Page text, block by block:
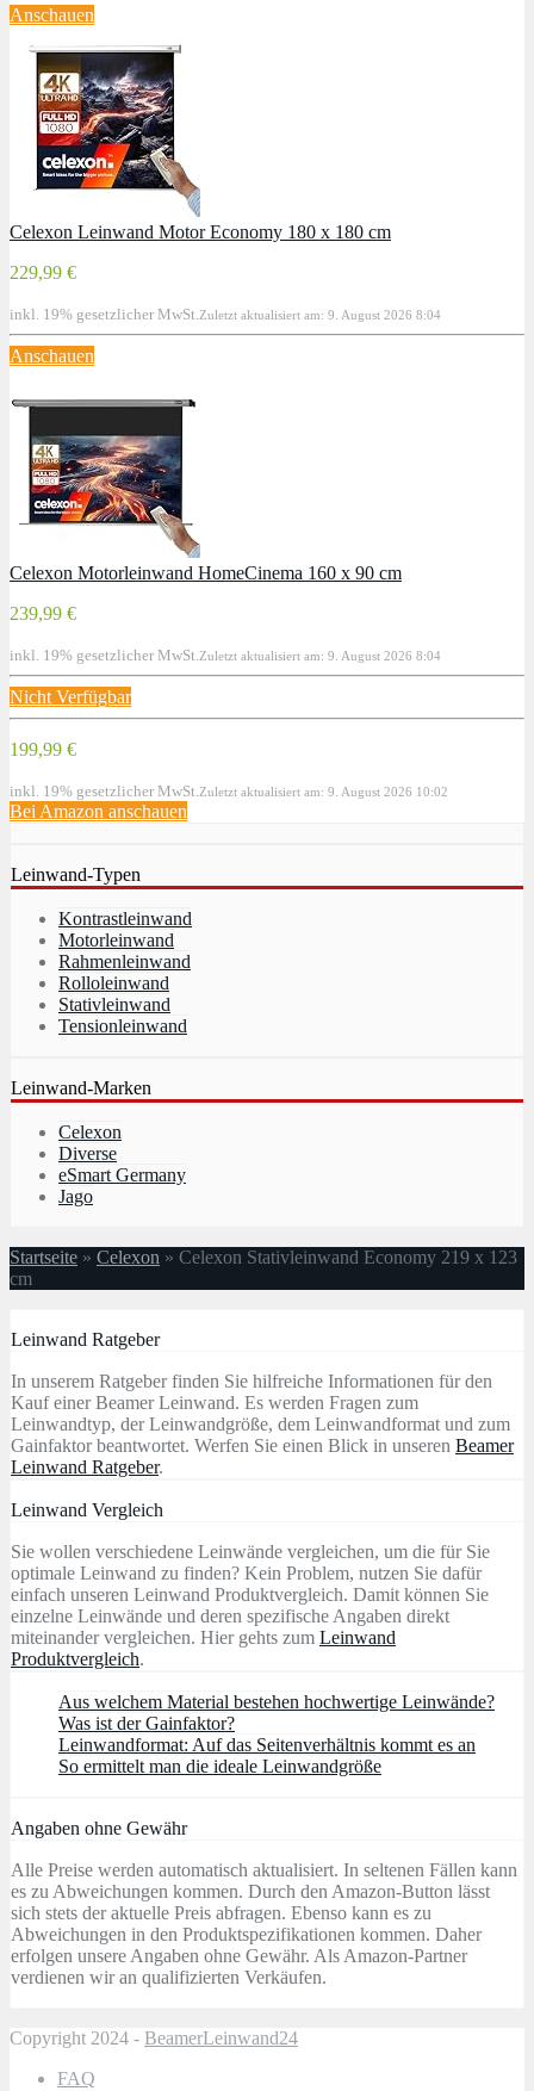
Anschauen
Celexon Leinwand Motor Economy 180 x 180 cm
229,99 €
inkl. 19% gesetzlicher MwSt. Zuletzt aktualisiert am: 9. August 2026 8:04
Anschauen
Celexon Motorleinwand HomeCinema 160 x 90 cm
239,99 €
inkl. 19% gesetzlicher MwSt. Zuletzt aktualisiert am: 9. August 2026 8:04
Nicht Verfügbar
199,99 €
inkl. 19% gesetzlicher MwSt. Zuletzt aktualisiert am: 9. August 2026 10:02
Bei Amazon anschauen
Leinwand-Typen
Kontrastleinwand
Motorleinwand
Rahmenleinwand
Rolloleinwand
Stativleinwand
Tensionleinwand
Leinwand-Marken
Celexon
Diverse
eSmart Germany
Jago
Startseite » Celexon » Celexon Stativleinwand Economy 219 x 123
cm
Leinwand Ratgeber
In unserem Ratgeber finden Sie hilfreiche Informationen für den
Kauf einer Beamer Leinwand. Es werden Fragen zum
Leinwandtyp, der Leinwandgröße, dem Leinwandformat und zum
Gainfaktor beantwortet. Werfen Sie einen Blick in unseren Beamer
Leinwand Ratgeber.
Leinwand Vergleich
Sie wollen verschiedene Leinwände vergleichen, um die für Sie
optimale Leinwand zu finden? Kein Problem, nutzen Sie dafür
einfach unseren Leinwand Produktvergleich. Damit können Sie
einzelne Leinwände und deren spezifische Angaben direkt
miteinander vergleichen. Hier gehts zum Leinwand
Produktvergleich.
Aus welchem Material bestehen hochwertige Leinwände?
Was ist der Gainfaktor?
Leinwandformat: Auf das Seitenverhältnis kommt es an
So ermittelt man die ideale Leinwandgröße
Angaben ohne Gewähr
Alle Preise werden automatisch aktualisiert. In seltenen Fällen kann
es zu Abweichungen kommen. Durch den Amazon-Button lässt
sich stets der aktuelle Preis abfragen. Ebenso kann es zu
Abweichungen in den Produktspezifikationen kommen. Daher
erfolgen unsere Angaben ohne Gewähr. Als Amazon-Partner
verdienen wir an qualifizierten Verkäufen.
Copyright 2024 - BeamerLeinwand24
FAQ